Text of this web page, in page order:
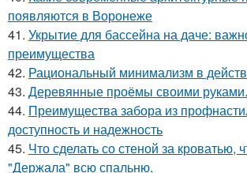
появляются в Воронеже
41. Укрытие для бассейна на даче:
преимущества
42. Рациональный минимализм в
43. Деревянные проёмы своими руками.
44. Преимущества забора из
доступность и надежность
45. Что сделать со стеной за кроватью,
"Держала" всю спальню.